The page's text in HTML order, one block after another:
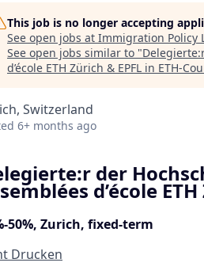
This job is no longer accepting
See open jobs at Immigration Policy
See open jobs similar to "
d’école ETH Zürich & EPFL in ETH-
Switzerland
6+ months ago
der
d’école
50%, Zurich, fixed-term
Drucken